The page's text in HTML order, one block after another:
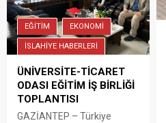
EĞİTİM EKONOMİ
İSLAHİYE HABERLERİ
ÜNİVERSİTE-TİCARET
ODASI EĞİTİM İŞ BİRLİĞİ
TOPLANTISI
GAZİANTEP – Türkiye